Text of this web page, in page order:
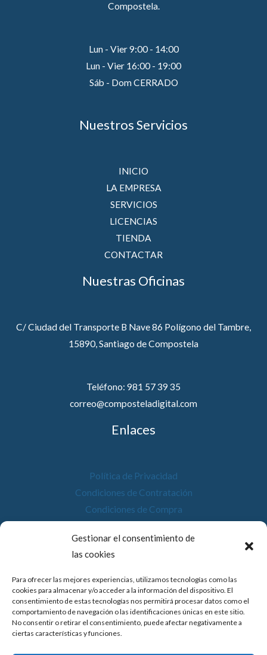
Gestionar el consentimiento de
las cookies
Para ofrecer las mejores experiencias, utilizamos tecnologías como las
cookies para almacenar y/o acceder a la información del dispositivo. El
consentimiento de estas tecnologías nos permitirá procesar datos como el
comportamiento de navegación o las identificaciones únicas en este sitio.
No consentir o retirar el consentimiento, puede afectar negativamente a
ciertas características y funciones.
Compostela.
Lun - Vier 9:00 - 14:00
Lun - Vier 16:00 - 19:00
Sáb - Dom CERRADO
Nuestros Servicios
INICIO
LA EMPRESA
SERVICIOS
LICENCIAS
TIENDA
CONTACTAR
Nuestras Oficinas
C/ Ciudad del Transporte B Nave 86 Polígono del Tambre,
15890, Santiago de Compostela
Teléfono: 981 57 39 35
correo@composteladigital.com
Enlaces
Política de Privacidad
Condiciones de Contratación
Condiciones de Compra
Política de Cookies
Accesibilidad
© 2026 Compostela Digital
Financiado por la Unión Europea con el programa de Kit